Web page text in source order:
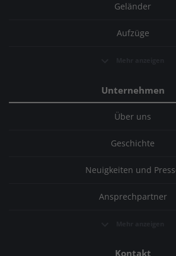
Geländer
Aufzüge
Unternehmen
Über uns
Geschichte
Neuigkeiten und
Ansprechpartner
Kontakt